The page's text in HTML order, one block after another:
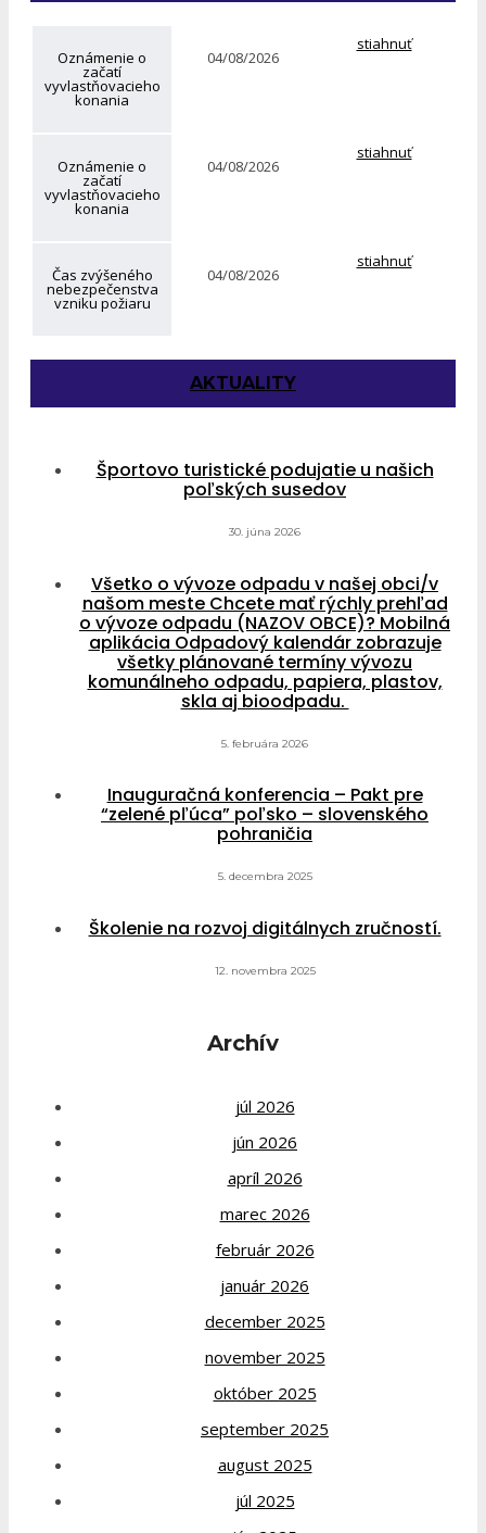
Oznámenie o
začatí
vyvlastňovacieho
konania
04/08/2026
stiahnuť
Oznámenie o
začatí
vyvlastňovacieho
konania
04/08/2026
stiahnuť
Čas zvýšeného
nebezpečenstva
vzniku požiaru
04/08/2026
stiahnuť
AKTUALITY
Športovo turistické podujatie u našich
poľských susedov
30. júna 2026
Všetko o vývoze odpadu v našej obci/v
našom meste Chcete mať rýchly prehľad
o vývoze odpadu (NAZOV OBCE)? Mobilná
aplikácia Odpadový kalendár zobrazuje
všetky plánované termíny vývozu
komunálneho odpadu, papiera, plastov,
skla aj bioodpadu.
5. februára 2026
Inauguračná konferencia – Pakt pre
“zelené pľúca” poľsko – slovenského
pohraničia
5. decembra 2025
Školenie na rozvoj digitálnych zručností.
12. novembra 2025
Archív
júl 2026
jún 2026
apríl 2026
marec 2026
február 2026
január 2026
december 2025
november 2025
október 2025
september 2025
august 2025
júl 2025